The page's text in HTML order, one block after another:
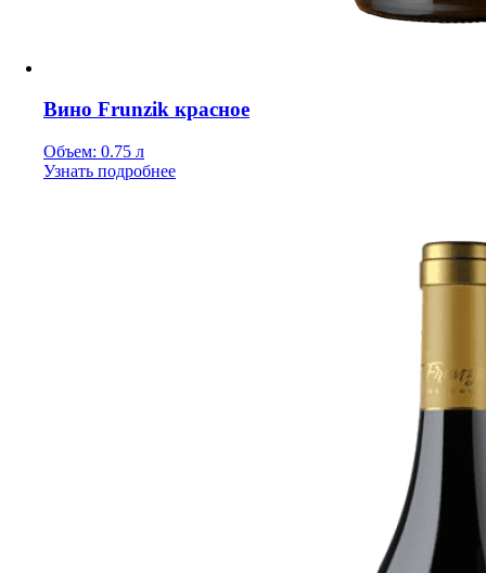
Вино Frunzik красное
Объем: 0.75 л
Узнать подробнее